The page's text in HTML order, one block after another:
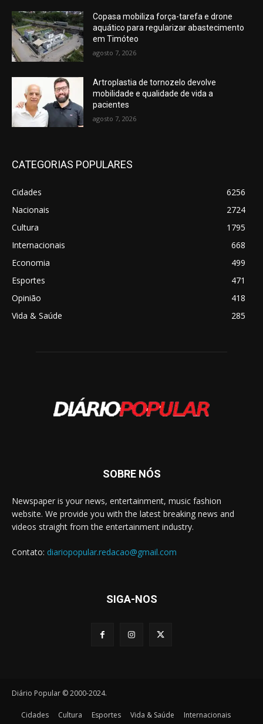
Copasa mobiliza força-tarefa e drone
aquático para regularizar abastecimento
em Timóteo
agosto 7, 2026
Artroplastia de tornozelo devolve
mobilidade e qualidade de vida a
pacientes
agosto 7, 2026
CATEGORIAS POPULARES
Cidades
6256
Nacionais
2724
Cultura
1795
Internacionais
668
Economia
499
Esportes
471
Opinião
418
Vida & Saúde
285
SOBRE NÓS
Newspaper is your news, entertainment, music fashion
website. We provide you with the latest breaking news and
videos straight from the entertainment industry.
Contato: diariopopular.redacao@gmail.com
SIGA-NOS
Diário Popular © 2000-2024.
Cidades Cultura Esportes Vida & Saúde
Internacionais